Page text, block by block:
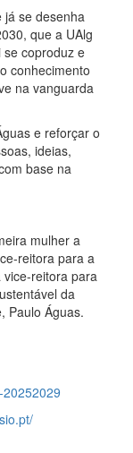
já se desenha
que a UAlg
se coproduz e
conhecimento
na vanguarda
e reforçar o
ideias,
base na
mulher a
reitora para a
reitora para
da
Paulo Águas.